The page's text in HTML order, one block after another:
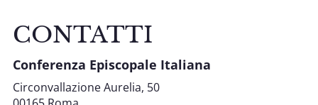
CONTATTI
Conferenza Episcopale Italiana
Circonvallazione Aurelia, 50